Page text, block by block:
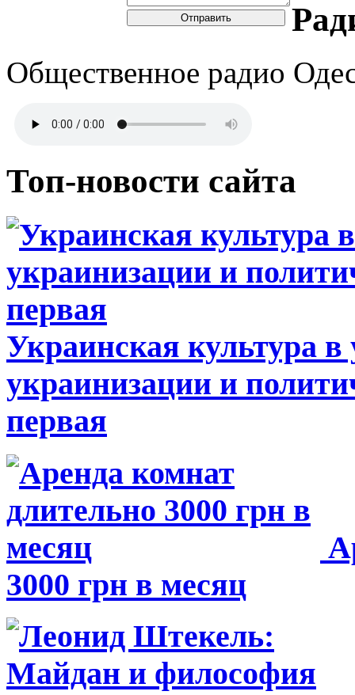
Отправить
Общественное радио
Топ-новости сайта
Украинская культура
украинизации и
первая
3000 грн в месяц